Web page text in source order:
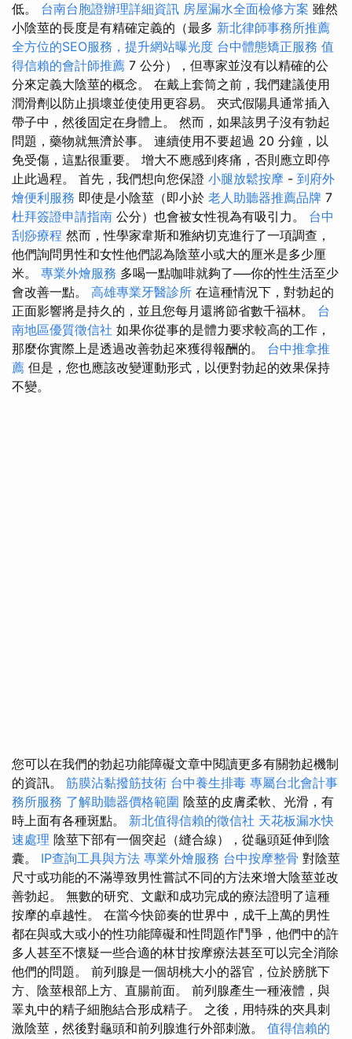
低。 台南台胞證辦理詳細資訊 房屋漏水全面檢修方案 雖然
小陰莖的長度是有精確定義的（最多 新北律師事務所推薦
全方位的SEO服務，提升網站曝光度 台中體態矯正服務 值
得信賴的會計師推薦 7 公分），但專家並沒有以精確的公
分來定義大陰莖的概念。 在戴上套筒之前，我們建議使用
潤滑劑以防止損壞並使使用更容易。 夾式假陽具通常插入
帶子中，然後固定在身體上。 然而，如果該男子沒有勃起
問題，藥物就無濟於事。 連續使用不要超過 20 分鐘，以
免受傷，這點很重要。 增大不應感到疼痛，否則應立即停
止此過程。 首先，我們想向您保證 小腿放鬆按摩 - 到府外
燴便利服務 即使是小陰莖（即小於 老人助聽器推薦品牌 7
杜拜簽證申請指南 公分）也會被女性視為有吸引力。 台中
刮痧療程 然而，性學家韋斯和雅納切克進行了一項調查，
他們詢問男性和女性他們認為陰莖小或大的厘米是多少厘
米。 專業外燴服務 多喝一點咖啡就夠了──你的性生活至少
會改善一點。 高雄專業牙醫診所 在這種情況下，對勃起的
正面影響將是持久的，並且您每月還將節省數千福林。 台
南地區優質徵信社 如果你從事的是體力要求較高的工作，
那麼你實際上是透過改善勃起來獲得報酬的。 台中推拿推
薦 但是，您也應該改變運動形式，以便對勃起的效果保持
不變。
您可以在我們的勃起功能障礙文章中閱讀更多有關勃起機制
的資訊。 筋膜沾黏撥筋技術 台中養生排毒 專屬台北會計事
務所服務 了解助聽器價格範圍 陰莖的皮膚柔軟、光滑，有
時上面有各種斑點。 新北值得信賴的徵信社 天花板漏水快
速處理 陰莖下部有一個突起（縫合線），從龜頭延伸到陰
囊。 IP查詢工具與方法 專業外燴服務 台中按摩整骨 對陰莖
尺寸或功能的不滿導致男性嘗試不同的方法來增大陰莖並改
善勃起。 無數的研究、文獻和成功完成的療法證明了這種
按摩的卓越性。 在當今快節奏的世界中，成千上萬的男性
都在與或大或小的性功能障礙和性問題作鬥爭，他們中的許
多人甚至不懷疑一些合適的林甘按摩療法甚至可以完全消除
他們的問題。 前列腺是一個胡桃大小的器官，位於膀胱下
方、陰莖根部上方、直腸前面。 前列腺產生一種液體，與
睪丸中的精子細胞結合形成精子。 之後，用特殊的夾具刺
激陰莖，然後對龜頭和前列腺進行外部刺激。 值得信賴的